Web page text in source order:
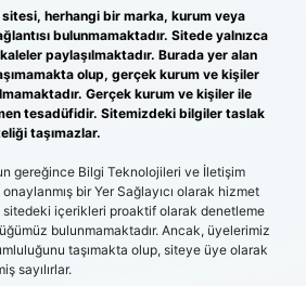
herhangi bir marka, kurum veya
bulunmamaktadır. Sitede yalnızca
paylaşılmaktadır. Burada yer alan
olup, gerçek kurum ve kişiler
Gerçek kurum ve kişiler ile
tesadüfidir. Sitemizdeki bilgiler taslak
taşımazlar.
gereğince Bilgi Teknolojileri ve İletişim
bir Yer Sağlayıcı olarak hizmet
sitedeki içerikleri proaktif olarak denetleme
bulunmamaktadır. Ancak, üyelerimiz
taşımakta olup, siteye üye olarak
sayılırlar.